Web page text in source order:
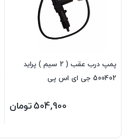
پمپ درب عقب ( 2 سیم ) پراید
500402 جی ای اس پی
504,900تومان